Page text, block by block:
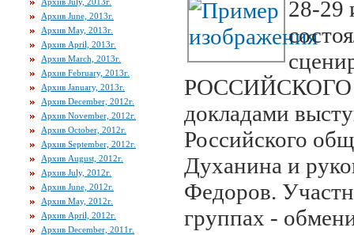
Архив June, 2013г.
Архив May, 2013г.
Архив April, 2013г.
Архив March, 2013г.
Архив February, 2013г.
Архив January, 2013г.
Архив December, 2012г.
Архив November, 2012г.
Архив October, 2012г.
Архив September, 2012г.
Архив August, 2012г.
Архив July, 2012г.
Архив June, 2012г.
Архив May, 2012г.
Архив April, 2012г.
Архив December, 2011г.
28-29
докладами
Российского
Духанина и
Федоров.
группах -